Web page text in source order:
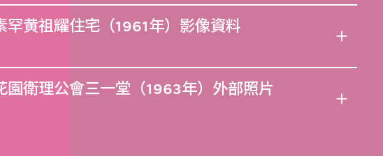
罕黄祖耀住宅（1961年）影像資料
園衛理公會三一堂（1963年）外部照片